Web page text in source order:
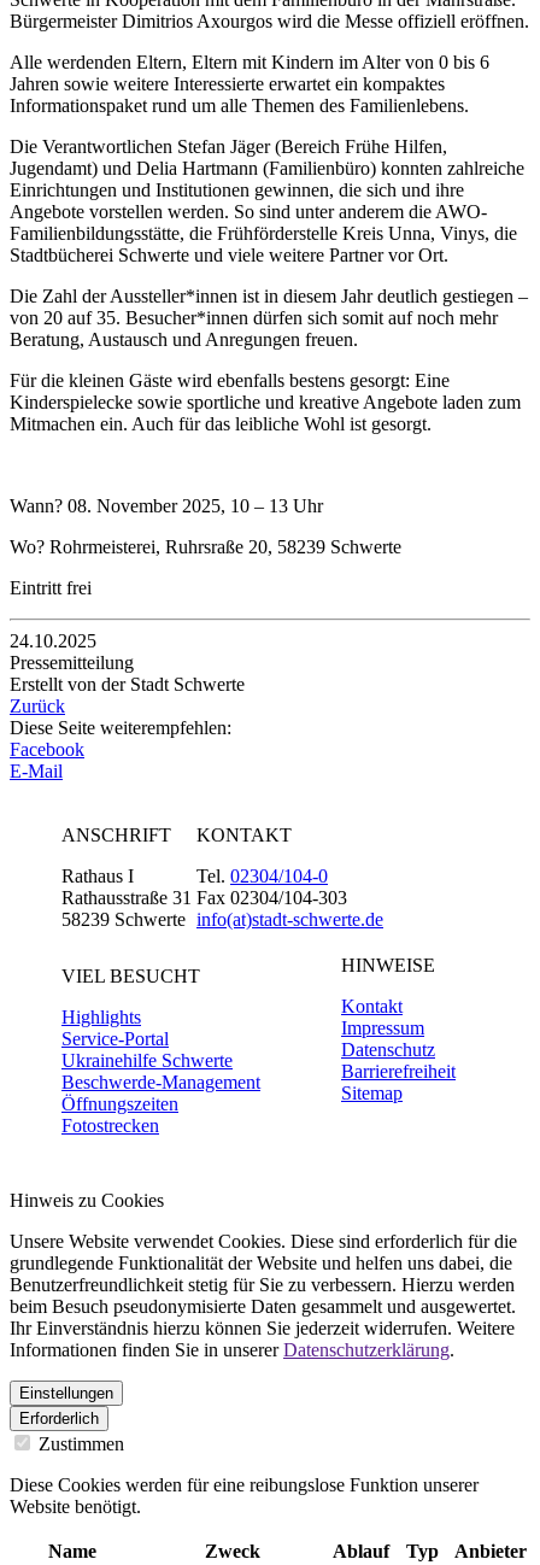
Bürgermeister Dimitrios Axourgos wird die Messe offiziell eröffnen.
Alle werdenden Eltern, Eltern mit Kindern im Alter von 0 bis 6
Jahren sowie weitere Interessierte erwartet ein kompaktes
Informationspaket rund um alle Themen des Familienlebens.
Die Verantwortlichen Stefan Jäger (Bereich Frühe Hilfen,
Jugendamt) und Delia Hartmann (Familienbüro) konnten zahlreiche
Einrichtungen und Institutionen gewinnen, die sich und ihre
Angebote vorstellen werden. So sind unter anderem die AWO-
Familienbildungsstätte, die Frühförderstelle Kreis Unna, Vinys, die
Stadtbücherei Schwerte und viele weitere Partner vor Ort.
Die Zahl der Aussteller*innen ist in diesem Jahr deutlich gestiegen –
von 20 auf 35. Besucher*innen dürfen sich somit auf noch mehr
Beratung, Austausch und Anregungen freuen.
Für die kleinen Gäste wird ebenfalls bestens gesorgt: Eine
Kinderspielecke sowie sportliche und kreative Angebote laden zum
Mitmachen ein. Auch für das leibliche Wohl ist gesorgt.
Wann? 08. November 2025, 10 – 13 Uhr
Wo? Rohrmeisterei, Ruhrsraße 20, 58239 Schwerte
Eintritt frei
24.10.2025
Pressemitteilung
Erstellt von der Stadt Schwerte
Zurück
Diese Seite weiterempfehlen:
Facebook
E-Mail
ANSCHRIFT
Rathaus I
Rathausstraße 31
58239 Schwerte
KONTAKT
Tel. 02304/104-0
Fax 02304/104-303
info(at)stadt-schwerte.de
VIEL BESUCHT
Highlights
Service-Portal
Ukrainehilfe Schwerte
Beschwerde-Management
Öffnungszeiten
Fotostrecken
HINWEISE
Kontakt
Impressum
Datenschutz
Barrierefreiheit
Sitemap
Hinweis zu Cookies
Unsere Website verwendet Cookies. Diese sind erforderlich für die
grundlegende Funktionalität der Website und helfen uns dabei, die
Benutzerfreundlichkeit stetig für Sie zu verbessern. Hierzu werden
beim Besuch pseudonymisierte Daten gesammelt und ausgewertet.
Ihr Einverständnis hierzu können Sie jederzeit widerrufen. Weitere
Informationen finden Sie in unsererDatenschutzerklärung.
Einstellungen
Erforderlich
Zustimmen
Diese Cookies werden für eine reibungslose Funktion unserer
Website benötigt.
Name Zweck Ablauf Typ Anbieter